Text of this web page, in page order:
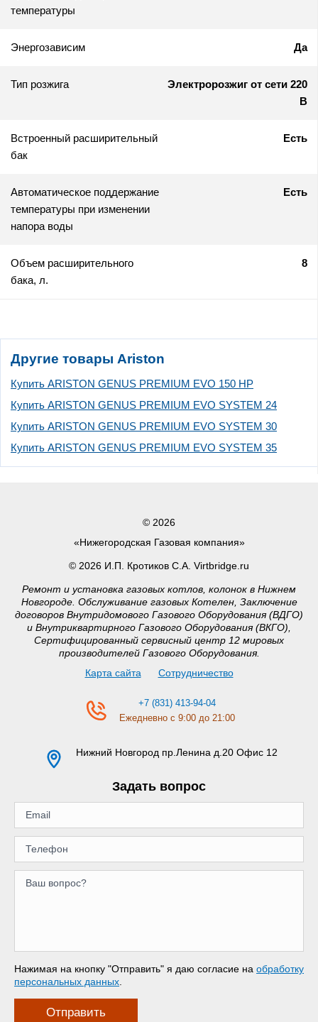
температуры
Энергозависим Да
Тип розжига
Электророзжиг от сети 220
В
Встроенный расширительный
бак
Есть
Автоматическое поддержание
температуры при изменении
напора воды
Есть
Объем расширительного
бака, л.
8
Другие товары Ariston
Купить ARISTON GENUS PREMIUM EVO 150 HP
Купить ARISTON GENUS PREMIUM EVO SYSTEM 24
Купить ARISTON GENUS PREMIUM EVO SYSTEM 30
Купить ARISTON GENUS PREMIUM EVO SYSTEM 35
© 2026
«Нижегородская Газовая компания»
© 2026 И.П. Кротиков С.А. Virtbridge.ru
Ремонт и установка газовых котлов, колонок в Нижнем
Новгороде. Обслуживание газовых Котелен, Заключение
договоров Внутридомового Газового Оборудования (ВДГО)
и Внутриквартирного Газового Оборудования (ВКГО),
Сертифицированный сервисный центр 12 мировых
производителей Газового Оборудования.
Карта сайта
Сотрудничество
+7 (831) 413-94-04
Ежедневно с 9:00 до 21:00
Нижний Новгород пр.Ленина д.20 Офис 12
Задать вопрос
Нажимая на кнопку "Отправить" я даю согласие на обработку
персональных данных
Отправить